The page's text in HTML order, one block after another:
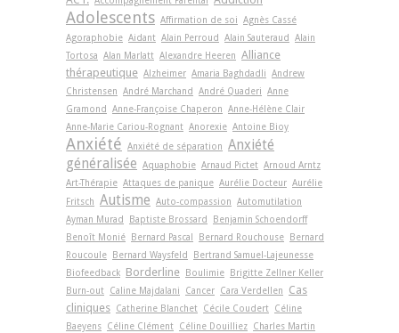
Adolescents Affirmation de soi Agnès Cassé
Agoraphobie Aidant Alain Perroud Alain Sauteraud
Alain
Tortosa Alan Marlatt Alexandre Heeren Alliance
thérapeutique Alzheimer Amaria Baghdadli Andrew
Christensen André Marchand André Quaderi Anne
Gramond
Anne-Françoise Chaperon Anne-Hélène Clair
Anne-Marie Cariou-Rognant Anorexie Antoine Bioy
Anxiété Anxiété de séparation Anxiété
généralisée Aquaphobie Arnaud Pictet Arnoud Arntz
Art-Thérapie Attaques de panique Aurélie Docteur Aurélie
Fritsch Autisme Auto-compassion Automutilation
Ayman Murad
Baptiste Brossard
Benjamin Schoendorff
Benoît Monié
Bernard Pascal Bernard Rouchouse
Bernard
Roucoule
Bernard Waysfeld
Bertrand Samuel-Lajeunesse
Biofeedback Borderline Boulimie
Brigitte Zellner Keller
Burn-out Caline Majdalani Cancer Cara Verdellen
Cas
cliniques Catherine Blanchet Cécile Coudert Céline
Baeyens Céline Clément Céline Douilliez Charles Martin